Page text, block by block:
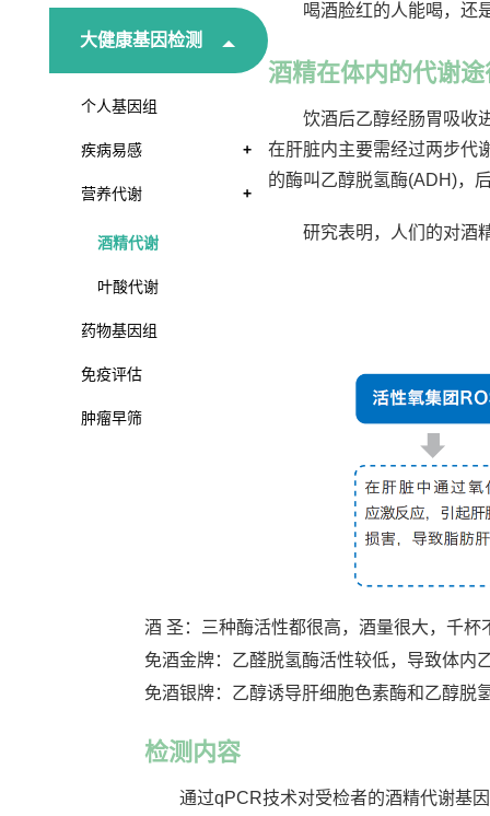
大健康基因检测
个人基因组
疾病易感 +
营养代谢 +
酒精代谢
叶酸代谢
药物基因组
免疫评估
肿瘤早筛
喝酒脸红的人能喝，还
酒精在体内的代谢途
饮酒后乙醇经肠胃吸收
在肝脏内主要需经过两步代
的酶叫乙醇脱氢酶(ADH)，
研究表明，人们的对酒
酒 圣：三种酶活性都很高，酒量很大，千杯
免酒金牌：乙醛脱氢酶活性较低，导致体内
免酒银牌：乙醇诱导肝细胞色素酶和乙醇脱
检测内容
通过qPCR技术对受检者的酒精代谢基